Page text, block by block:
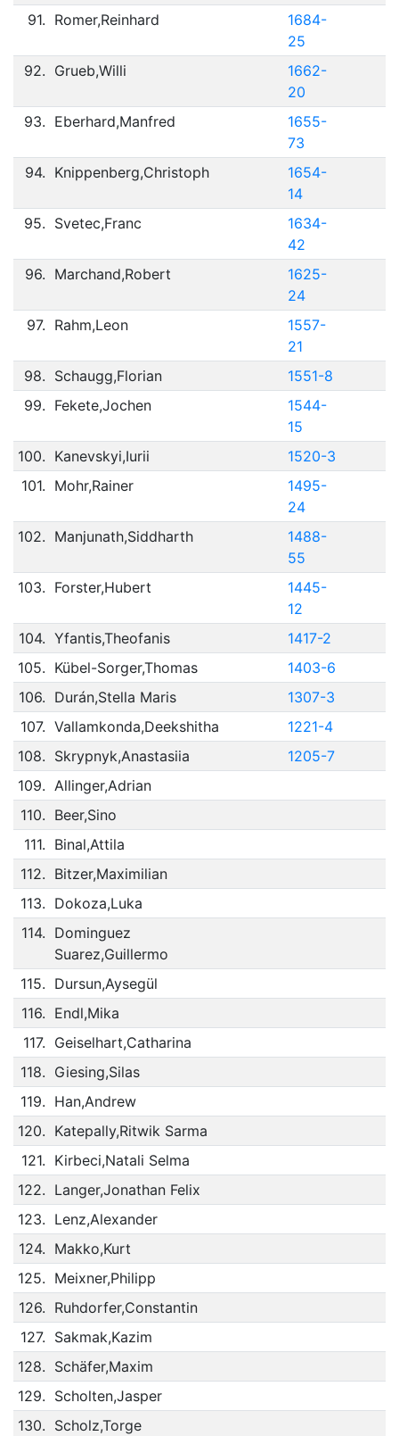
91. Romer,Reinhard
1684-
25
92. Grueb,Willi
1662-
20
93. Eberhard,Manfred
1655-
73
94. Knippenberg,Christoph
1654-
14
95. Svetec,Franc
1634-
42
96. Marchand,Robert
1625-
24
97. Rahm,Leon
1557-
21
98. Schaugg,Florian
1551-8
99. Fekete,Jochen
1544-
15
100. Kanevskyi,Iurii
1520-3
101. Mohr,Rainer
1495-
24
102. Manjunath,Siddharth
1488-
55
103. Forster,Hubert
1445-
12
104. Yfantis,Theofanis
1417-2
105. Kübel-Sorger,Thomas
1403-6
106. Durán,Stella Maris
1307-3
107. Vallamkonda,Deekshitha
1221-4
108. Skrypnyk,Anastasiia
1205-7
109. Allinger,Adrian
110. Beer,Sino
111. Binal,Attila
112. Bitzer,Maximilian
113. Dokoza,Luka
114. Dominguez
Suarez,Guillermo
115. Dursun,Aysegül
116. Endl,Mika
117. Geiselhart,Catharina
118. Giesing,Silas
119. Han,Andrew
120. Katepally,Ritwik Sarma
121. Kirbeci,Natali Selma
122. Langer,Jonathan Felix
123. Lenz,Alexander
124. Makko,Kurt
125. Meixner,Philipp
126. Ruhdorfer,Constantin
127. Sakmak,Kazim
128. Schäfer,Maxim
129. Scholten,Jasper
130. Scholz,Torge